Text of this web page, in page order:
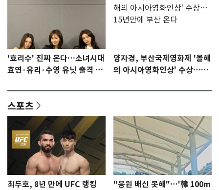
'효리수' 진짜 온다…소녀시대
효연·유리·수영 유닛 출격 [N
양자경, 부산국제영화제 '올해
의 아시아영화인상' 수상…15
스포츠
최두호, 8년 만에 UFC 랭킹
"응원 배신 못해"…'韓 100m